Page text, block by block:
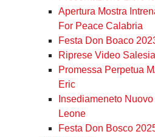
Apertura Mostra
For Peace Calabria
Festa Don Boaco
Riprese Video
Promessa Perpetua
Eric
Insediameneto
Leone
Festa Don Bosco